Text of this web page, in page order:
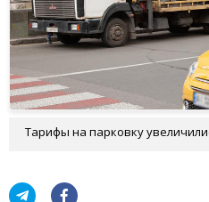
Тарифы на парковку